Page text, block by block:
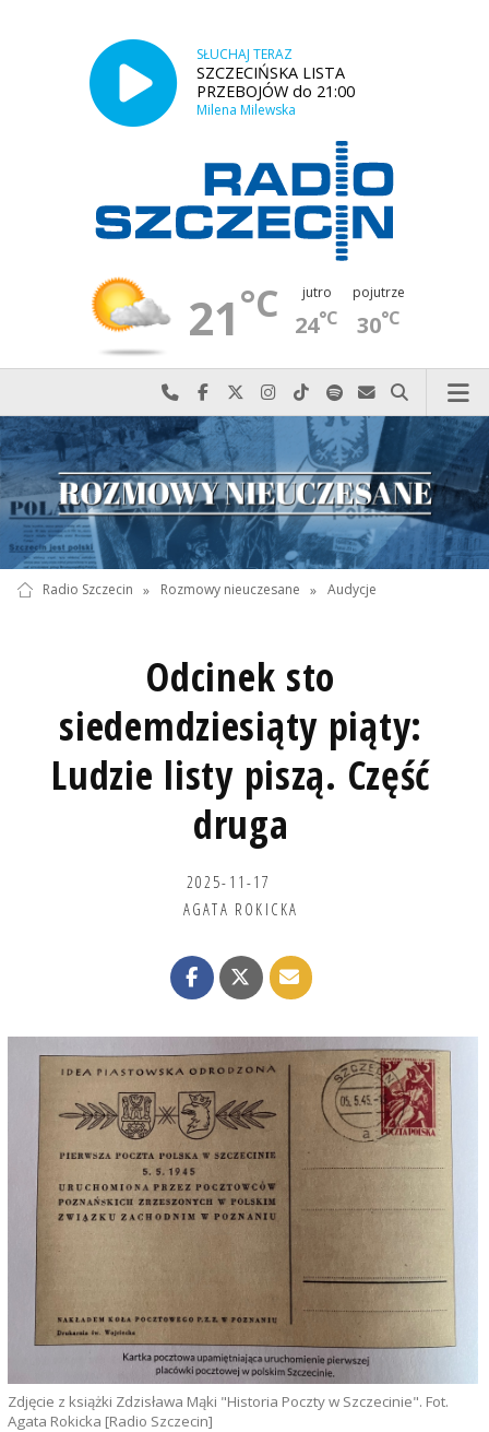
SŁUCHAJ TERAZ
SZCZECIŃSKA LISTA
PRZEBOJÓW do 21:00
Milena Milewska
21°C jutro
24°C
pojutrze
30°C
Najlepiej po prostu do nas zadzwoń
Odwiedź nas na Facebook-u
Odwiedź nas na X
Odwiedź nas na Instagram-ie
Odwiedź nas na TikTok-u
Szukaj nas na Spotify
Wyślij do nas
Szukaj
Radio Szczecin » Rozmowy nieuczesane » Audycje
Odcinek sto
siedemdziesiąty piąty:
Ludzie listy piszą. Część
druga
2025-11-17
AGATA ROKICKA
Zdjęcie z książki Zdzisława Mąki "Historia Poczty w Szczecinie". Fot.
Agata Rokicka [Radio Szczecin]